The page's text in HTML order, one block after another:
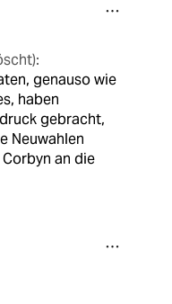
genauso wie
haben
gebracht,
Neuwahlen
an die